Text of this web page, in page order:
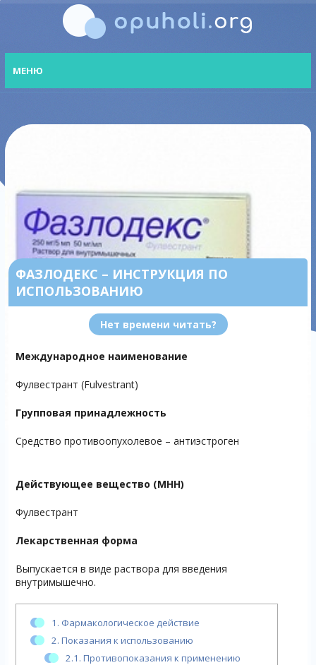
МЕНЮ
ФАЗЛОДЕКС – ИНСТРУКЦИЯ ПО
ИСПОЛЬЗОВАНИЮ
Нет времени читать?
Международное наименование
Фулвестрант (Fulvestrant)
Групповая принадлежность
Средство противоопухолевое – антиэстроген
Действующее вещество (МНН)
Фулвестрант
Лекарственная форма
Выпускается в виде раствора для введения
внутримышечно.
1. Фармакологическое действие
2. Показания к использованию
2.1. Противопоказания к применению